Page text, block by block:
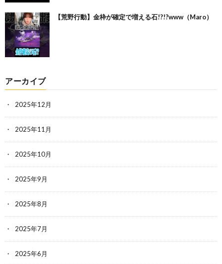
【荒野行動】金枠が確定で増える石!?!?www（Maro）
アーカイブ
2025年12月
2025年11月
2025年10月
2025年9月
2025年8月
2025年7月
2025年6月